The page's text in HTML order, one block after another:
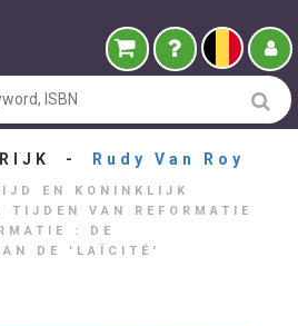
- Rudy Van Roy
EN KONINKLIJK
VAN REFORMATIE
: DE
DE 'LAÏCITÉ'